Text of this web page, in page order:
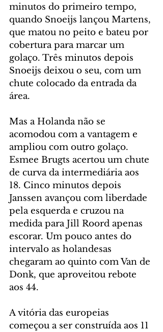
minutos do primeiro tempo,
quando Snoeijs lançou Martens,
que matou no peito e bateu por
cobertura para marcar um
golaço. Três minutos depois
Snoeijs deixou o seu, com um
chute colocado da entrada da
área.
Mas a Holanda não se
acomodou com a vantagem e
ampliou com outro golaço.
Esmee Brugts acertou um chute
de curva da intermediária aos
18. Cinco minutos depois
Janssen avançou com liberdade
pela esquerda e cruzou na
medida para Jill Roord apenas
escorar. Um pouco antes do
intervalo as holandesas
chegaram ao quinto com Van de
Donk, que aproveitou rebote
aos 44.
A vitória das europeias
começou a ser construída aos 11